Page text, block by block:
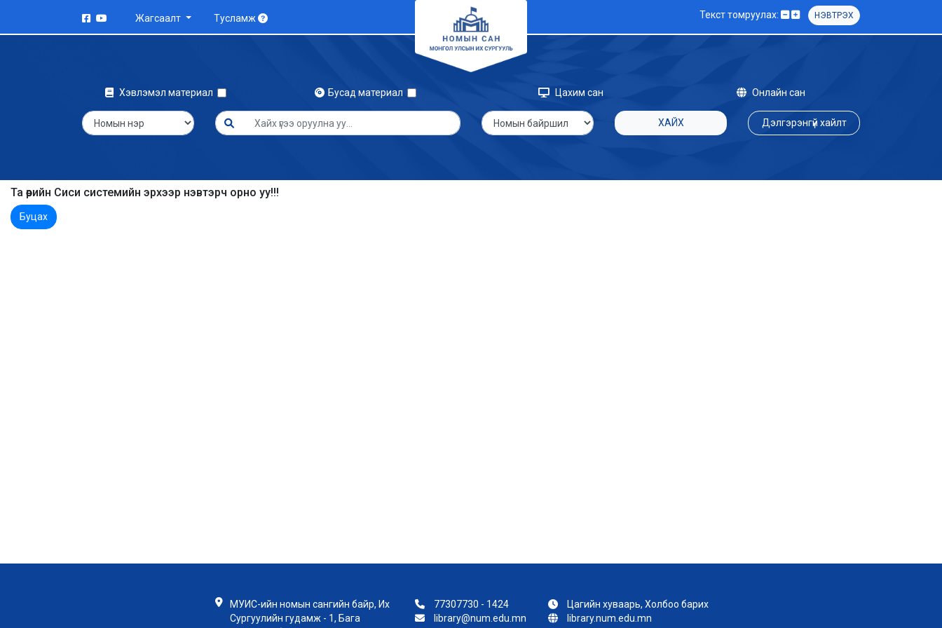
Жагсаалт Тусламж Текст томруулах: НЭВТРЭХ
Хэвлэмэл материал Бусад материал Цахим сан Онлайн сан
ХАЙХ Дэлгэрэнгүй хайлт
Та өөрийн Сиси системийн эрхээр нэвтэрч орно уу!!!
Буцах
МУИС-ийн номын сангийн байр, Их
Сургуулийн гудамж - 1, Бага
77307730 - 1424
library@num.edu.mn
Цагийн хуваарь, Холбоо барих
library.num.edu.mn